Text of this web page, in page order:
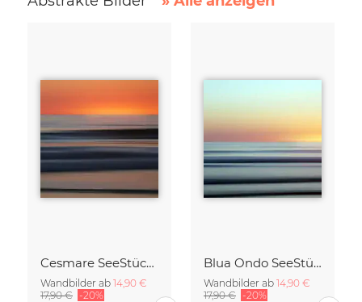
Cesmare SeeStück No.09
Wandbilder ab 14,90 €
17,90 € -20%
Blua Ondo SeeStück No.14
Wandbilder ab 14,90 €
17,90 € -20%